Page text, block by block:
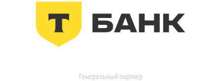
Генеральный партнер